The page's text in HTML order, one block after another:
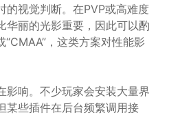
的视觉判断。在PVP或高难度
华丽的光影重要，因此可以酌
“CMAA”，这类方案对性能影
影响。不少玩家会安装大量界
某些插件在后台频繁调用接